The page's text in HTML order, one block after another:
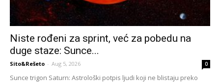
Niste rođeni za sprint, već za pobedu na
duge staze: Sunce...
Sito&Rešeto - Aug 5, 2026 0
Sunce trigon Saturn: Astrološki potpis ljudi koji ne blistaju preko